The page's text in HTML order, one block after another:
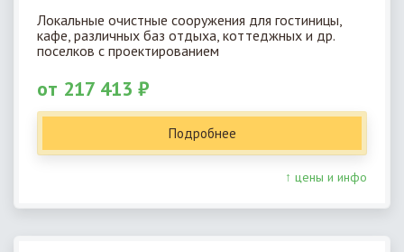
Локальные очистные сооружения для гостиницы,
кафе, различных баз отдыха, коттеджных и др.
поселков с проектированием
от 217 413 ₽
Подробнее
↑ цены и инфо